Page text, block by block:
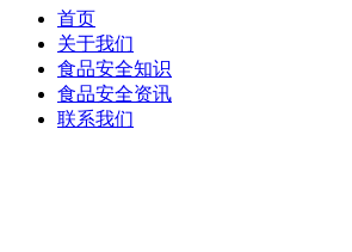
首页
关于我们
食品安全知识
食品安全资讯
联系我们